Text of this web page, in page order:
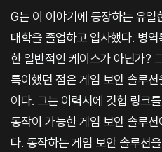
G는 이 이야기에 등장하는 유일
대학을 졸업하고 입사했다. 병
한 일반적인 케이스가 아닌가?
특이했던 점은 게임 보안 솔루
이다. 그는 이력서에 깃헙 링크
동작이 가능한 게임 보안 솔루
다. 동작하는 게임 보안 솔루션